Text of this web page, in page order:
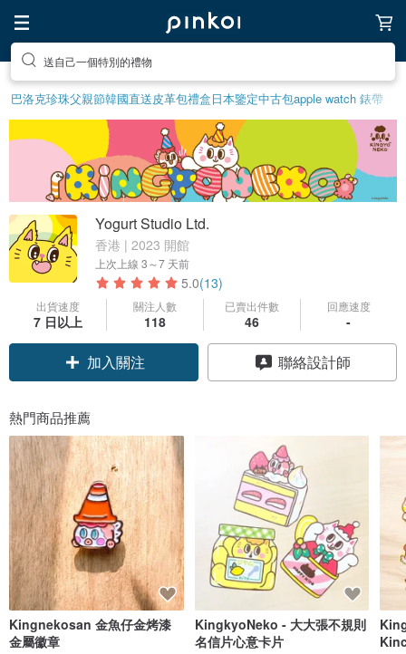
送自己一個特別的禮物
巴洛克珍珠父親節韓國直送皮革包禮盒日本鑒定中古包apple watch 錶帶
Yogurt Studio Ltd.
香港 | 2023 開館
上次上線 3～7 天前
5.0(13)
出貨速度
7 日以上
關注人數
118
已賣出件數
46
回應速度
-
領優惠券
加入關注
聯絡設計師
熱門商品推薦
Kingnekosan 金魚仔金烤漆
金屬徽章
KingkyoNeko - 大大張不規則
名信片心意卡片